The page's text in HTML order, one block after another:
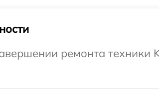
ремонта техники